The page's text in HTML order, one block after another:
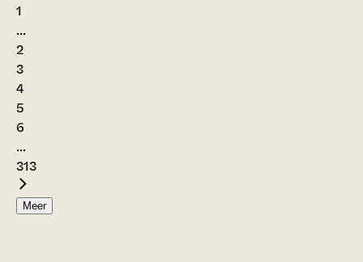
1
...
2
3
4
5
6
...
313
Meer